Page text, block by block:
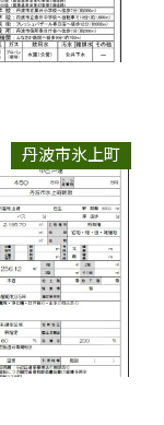
丹波市氷上町